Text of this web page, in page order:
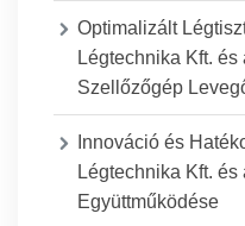
Optimalizált
Légtechnika Kft.
Szellőzőgép
Innováció és
Légtechnika Kft.
Együttműködése